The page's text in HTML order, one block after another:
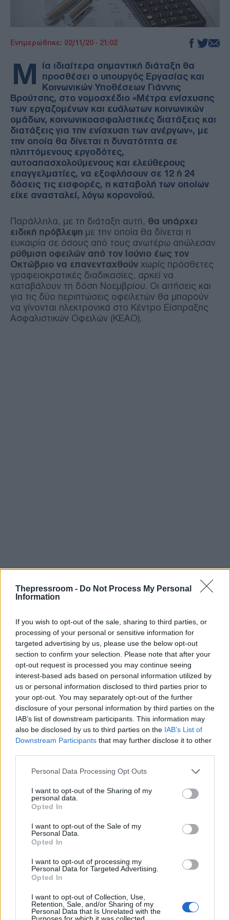
Thepressroom - Do Not Process My Personal
Information
If you wish to opt-out of the sale, sharing to third parties, or
processing of your personal or sensitive information for
targeted advertising by us, please use the below opt-out
section to confirm your selection. Please note that after your
opt-out request is processed you may continue seeing
interest-based ads based on personal information utilized by
us or personal information disclosed to third parties prior to
your opt-out. You may separately opt-out of the further
disclosure of your personal information by third parties on the
IAB’s list of downstream participants. This information may
also be disclosed by us to third parties on the IAB’s List of
Downstream Participants that may further disclose it to other
Please note that this website/app uses one or more Google
not limited to your visit or usage behaviour. You may click to
grant or deny consent to Google and its third-party tags to
use your data for below specified purposes in below Google
consent section.
Personal Data Processing Opt Outs
I want to opt-out of the Sharing of my
personal data.
Opted In
I want to opt-out of the Sale of my
Personal Data.
Opted In
I want to opt-out of processing my
Personal Data for Targeted Advertising.
Opted In
I want to opt-out of Collection, Use,
Retention, Sale, and/or Sharing of my
Personal Data that Is Unrelated with the
Purposes for which it was collected.
Ενημερώθηκε: 02/11/20 - 21:02
Μ
ία ιδιαίτερα σημαντική διάταξη θα
προσθέσει ο υπουργός Εργασίας και
Κοινωνικών Υποθέσεων Γιάννης
Βρούτσης, στο νομοσχέδιο «Μέτρα ενίσχυσης
των εργαζομένων και ευάλωτων κοινωνικών
ομάδων, κοινωνικοασφαλιστικές διατάξεις και
διατάξεις για την ενίσχυση των ανέργων», με
την οποία θα δίνεται η δυνατότητα σε
πληττόμενους εργοδότες,
αυτοαπασχολούμενους και ελεύθερους
επαγγελματίες, να εξοφλήσουν σε 12 ή 24
δόσεις τις εισφορές, η καταβολή των οποίων
είχε ανασταλεί, λόγω κορονοϊού.
Παράλληλα, με τη διάταξη αυτή, θα υπάρχει
ειδική πρόβλεψη με την οποία θα δίνεται η
ευκαιρία σε όσους από τους ανωτέρω απώλεσαν
ρύθμιση οφειλών από τον Ιούνιο έως τον
Οκτώβριο να επανενταχθούν χωρίς πρόσθετες
γραφειοκρατικές διαδικασίες, αρκεί να
καταβάλουν τη δόση Νοεμβρίου. Οι αιτήσεις και
για τις δύο περιπτώσεις οφειλετών θα μπορούν
να γίνονται ηλεκτρονικά στο Κέντρο Είσπραξης
Ασφαλιστικών Οφειλών (ΚΕΑΟ).
Όπως αναφέρεται σε σχετική ανακοίνωση, η
διάταξη αυτή τουυπουργείου Εργασίαςκαι
Κοινωνικών Υποθέσεων αναμένεται να δώσει
ανάσα σε χιλιάδες οφειλέτες, που, λόγω της
πανδημίας Covid-19, είτε δεν μπόρεσαν να
ανταποκριθούν με συνέπειασε παλαιότερες
ρυθμίσεις των ασφαλιστικών τους οφειλώνείτε
εμφανίζουν αδυναμίες καταβολής των
Επίσης, σύμφωνα με την ανακοίνωση, με την
αντίστοιχη ρύθμιση τουυπουργείου Οικονομικών
για τις φορολογικές οφειλές, η κυβέρνηση
Μητσοτάκη προσφέρει ένα ολοκληρωμένο δίχτυ
ευχέρεια κινήσεων σε χιλιάδες ελεύθερους
επαγγελματίες, αυτοαπασχολούμενους και
οικονομικών συνθηκών, που βιώνουν, λόγω της
πανδημίας, να επανενταχθούν και να ρυθμίσουν
τις οφειλές τους.
ΑΚΟΛΟΥΘΗΣΤΕ ΜΑΣ ΣΤΟ GOOGLE